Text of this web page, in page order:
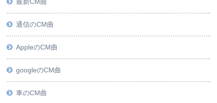
通信のCM曲
AppleのCM曲
googleのCM曲
車のCM曲